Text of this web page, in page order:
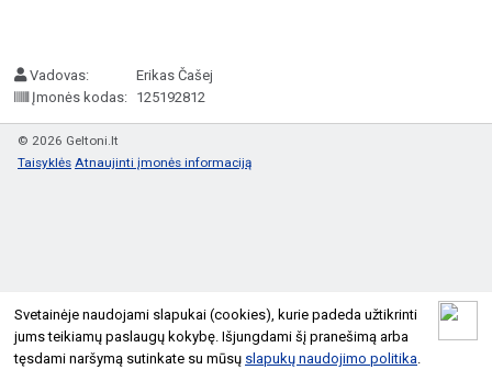
Svetainėje naudojami slapukai (cookies), kurie padeda užtikrinti
jums teikiamų paslaugų kokybę. Išjungdami šį pranešimą arba
tęsdami naršymą sutinkate su mūsų slapukų naudojimo politika
Vadovas:
Erikas Čašej
Įmonės kodas: 125192812
© 2026 Geltoni.lt
Taisyklės Atnaujinti įmonės informaciją